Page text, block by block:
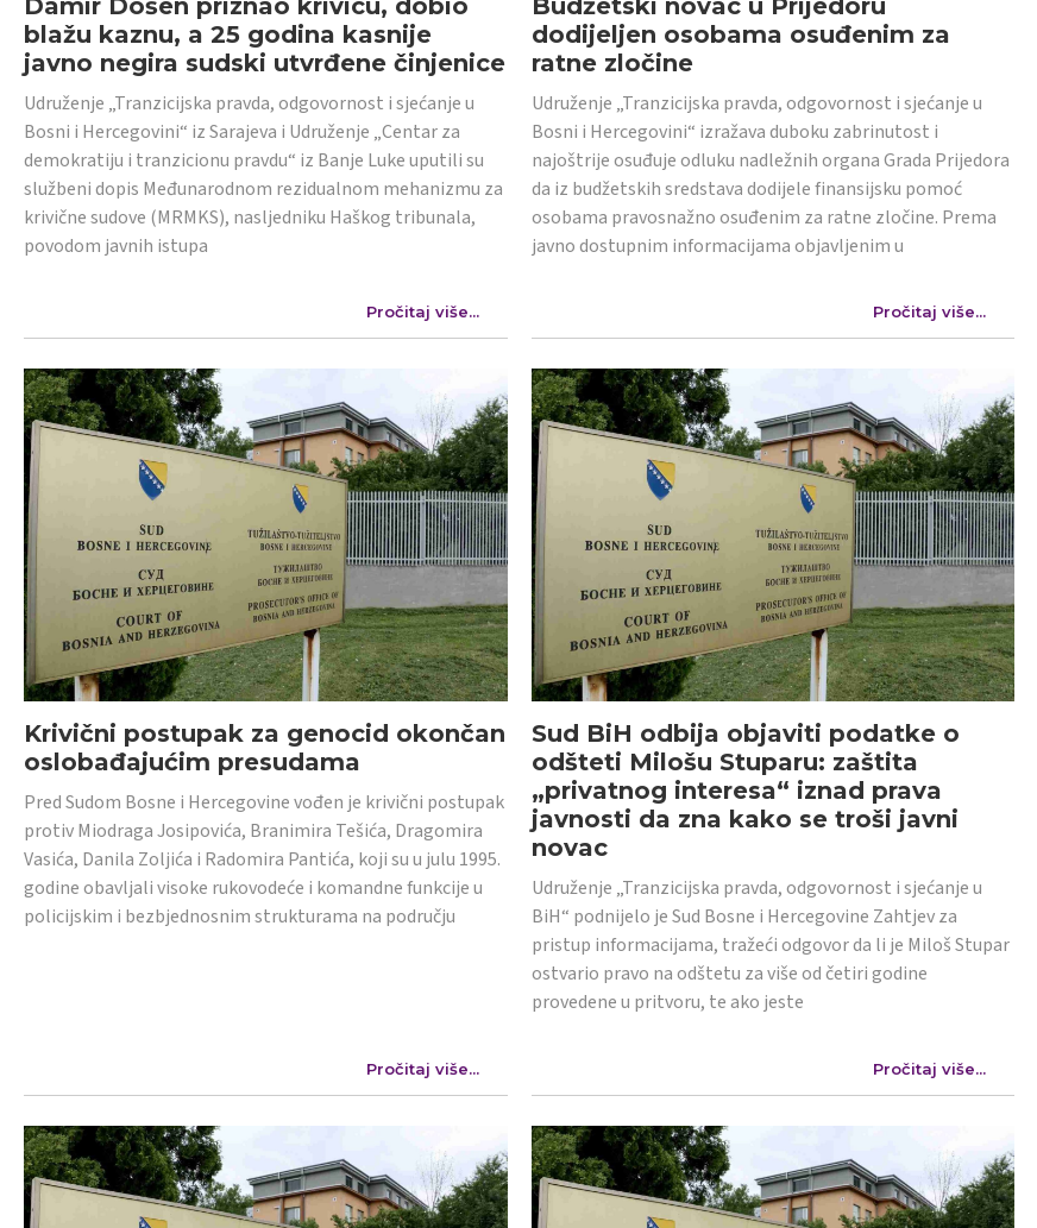
blažu kaznu, a 25 godina kasnije
javno negira sudski utvrđene činjenice
Udruženje „Tranzicijska pravda, odgovornost i sjećanje u
Bosni i Hercegovini“ iz Sarajeva i Udruženje „Centar za
demokratiju i tranzicionu pravdu“ iz Banje Luke uputili su
službeni dopis Međunarodnom rezidualnom mehanizmu za
krivične sudove (MRMKS), nasljedniku Haškog tribunala,
povodom javnih istupa
Pročitaj više...
dodijeljen osobama osuđenim za
ratne zločine
Udruženje „Tranzicijska pravda, odgovornost i sjećanje u
Bosni i Hercegovini“ izražava duboku zabrinutost i
najoštrije osuđuje odluku nadležnih organa Grada Prijedora
da iz budžetskih sredstava dodijele finansijsku pomoć
osobama pravosnažno osuđenim za ratne zločine. Prema
javno dostupnim informacijama objavljenim u
Pročitaj više...
Krivični postupak za genocid okončan
oslobađajućim presudama
Pred Sudom Bosne i Hercegovine vođen je krivični postupak
protiv Miodraga Josipovića, Branimira Tešića, Dragomira
Vasića, Danila Zoljića i Radomira Pantića, koji su u julu 1995.
godine obavljali visoke rukovodeće i komandne funkcije u
policijskim i bezbjednosnim strukturama na području
Pročitaj više...
Sud BiH odbija objaviti podatke o
odšteti Milošu Stuparu: zaštita
„privatnog interesa“ iznad prava
javnosti da zna kako se troši javni
novac
Udruženje „Tranzicijska pravda, odgovornost i sjećanje u
BiH“ podnijelo je Sud Bosne i Hercegovine Zahtjev za
pristup informacijama, tražeći odgovor da li je Miloš Stupar
ostvario pravo na odštetu za više od četiri godine
provedene u pritvoru, te ako jeste
Pročitaj više...